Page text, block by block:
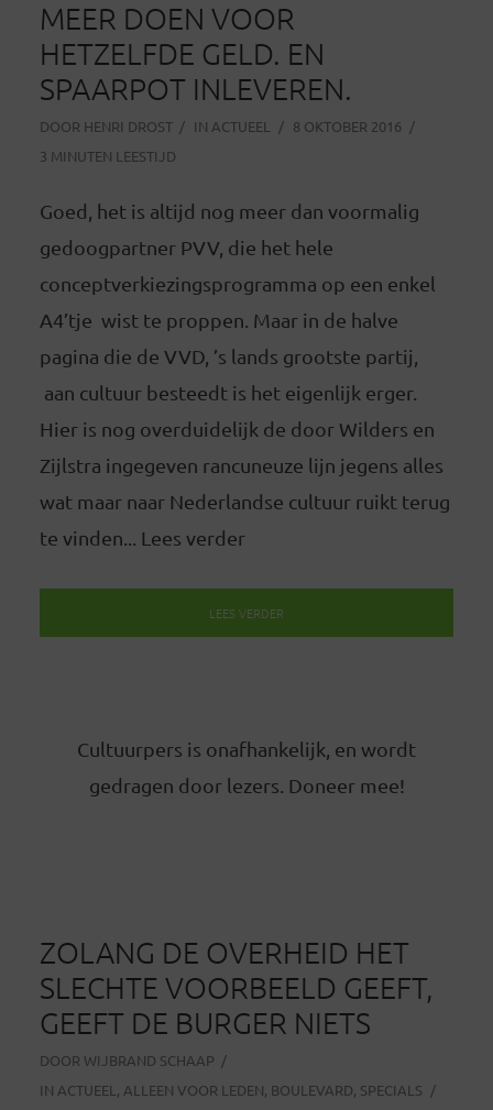
MEER DOEN VOOR
HETZELFDE GELD. EN
SPAARPOT INLEVEREN.
DOOR HENRI DROST IN ACTUEEL
8 OKTOBER 2016
3 MINUTEN LEESTIJD
Goed, het is altijd nog meer dan voormalig
gedoogpartner PVV, die het hele
conceptverkiezingsprogramma op een enkel
A4’tje wist te proppen. Maar in de halve
pagina die de VVD, ’s lands grootste partij,
aan cultuur besteedt is het eigenlijk erger.
Hier is nog overduidelijk de door Wilders en
Zijlstra ingegeven rancuneuze lijn jegens alles
wat maar naar Nederlandse cultuur ruikt terug
te vinden... Lees verder
LEES VERDER
Cultuurpers is onafhankelijk, en wordt
gedragen door lezers. Doneer mee!
ZOLANG DE OVERHEID HET
SLECHTE VOORBEELD GEEFT,
GEEFT DE BURGER NIETS
DOOR WIJBRAND SCHAAP
IN ACTUEEL , ALLEEN VOOR LEDEN, BOULEVARD, SPECIALS